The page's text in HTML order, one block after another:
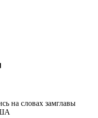
на словах замглавы